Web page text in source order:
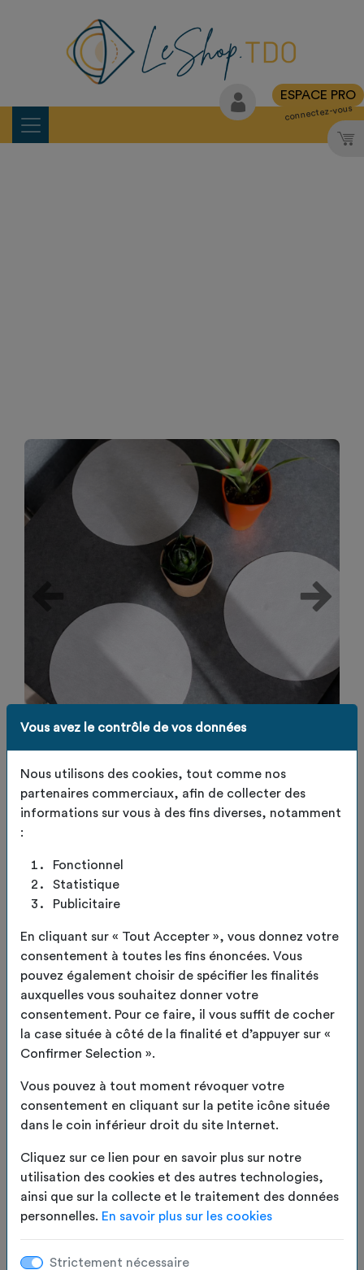
Vous avez le contrôle de vos données
Nous utilisons des cookies, tout comme nos
partenaires commerciaux, afin de collecter des
informations sur vous à des fins diverses, notamment
:
Fonctionnel
Statistique
Publicitaire
En cliquant sur « Tout Accepter », vous donnez votre
consentement à toutes les fins énoncées. Vous
pouvez également choisir de spécifier les finalités
auxquelles vous souhaitez donner votre
consentement. Pour ce faire, il vous suffit de cocher
la case située à côté de la finalité et d’appuyer sur «
Confirmer Selection ».
Vous pouvez à tout moment révoquer votre
consentement en cliquant sur la petite icône située
dans le coin inférieur droit du site Internet.
Cliquez sur ce lien pour en savoir plus sur notre
utilisation des cookies et des autres technologies,
ainsi que sur la collecte et le traitement des données
personnelles. En savoir plus sur les cookies
Strictement nécessaire
ESPACE PRO
Lot de 12 sets de table -
coloris Nuage
Code de l'article : TDO-SET-TABLE-NUAGE-LOT12
Dessous de table upcyclés – l’élégance responsable
Apportez une touche d’originalité et de sens à votre
table avec nos dessous de table upcyclés,
disponibles en lots de 6 ou de 12.
recyclées, offrant un rendu unique tout en
participant à une démarche écoresponsable.
Conçus pour durer, ils sont à la fois robustes et
parfaitement adaptés à un usage quotidien.
Lavables et résistants, ils protègent efficacement
votre table contre les taches et la chaleur, sans
LIRE LA SUITE
10.00€TTC
Quantité :